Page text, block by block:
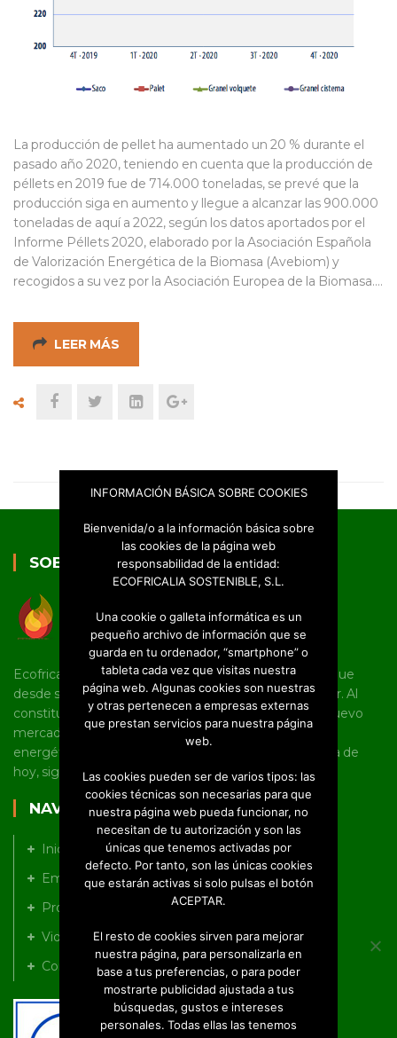
La producción de pellet ha aumentado un 20 % durante el
pasado año 2020, teniendo en cuenta que la producción de
péllets en 2019 fue de 714.000 toneladas, se prevé que la
producción siga en aumento y llegue a alcanzar las 900.000
toneladas de aquí a 2022, según los datos aportados por el
Informe Péllets 2020, elaborado por la Asociación Española
de Valorización Energética de la Biomasa (Avebiom) y
recogidos a su vez por la Asociación Europea de la Biomasa.…
LEER MÁS
SOBRE NOSOTROS
Ecofricalia es una joven pyme castellano manchega que
desde sus inicios tiene un marcado carácter innovador. Al
constituirse como empresa, fue pionera en abrir un nuevo
mercado en torno al uso de la biomasa y la eficiencia
energética en Castilla-La Mancha, línea en la que, a día de
hoy, sigue trabajando a nivel nacional e internacional.
NAVEGACIÓN
Inicio
Empresa
Productos
Videos
Contacto
INFORMACIÓN BÁSICA SOBRE COOKIES
Bienvenida/o a la información básica sobre
las cookies de la página web
responsabilidad de la entidad:
ECOFRICALIA SOSTENIBLE, S.L.
Una cookie o galleta informática es un
pequeño archivo de información que se
guarda en tu ordenador, “smartphone” o
tableta cada vez que visitas nuestra
página web. Algunas cookies son nuestras
y otras pertenecen a empresas externas
que prestan servicios para nuestra página
web.
Las cookies pueden ser de varios tipos: las
cookies técnicas son necesarias para que
nuestra página web pueda funcionar, no
necesitan de tu autorización y son las
únicas que tenemos activadas por
defecto. Por tanto, son las únicas cookies
que estarán activas si solo pulsas el botón
ACEPTAR.
El resto de cookies sirven para mejorar
nuestra página, para personalizarla en
base a tus preferencias, o para poder
mostrarte publicidad ajustada a tus
búsquedas, gustos e intereses
personales. Todas ellas las tenemos